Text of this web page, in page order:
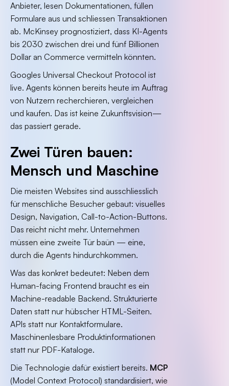
Anbieter, lesen Dokumentationen, füllen
Formulare aus und schliessen Transaktionen
ab. McKinsey prognostiziert, dass KI-Agents
bis 2030 zwischen drei und fünf Billionen
Dollar an Commerce vermitteln könnten.
Googles Universal Checkout Protocol ist
live. Agents können bereits heute im Auftrag
von Nutzern recherchieren, vergleichen
und kaufen. Das ist keine Zukunftsvision—
das passiert gerade.
Zwei Türen bauen:
Mensch und Maschine
Die meisten Websites sind ausschliesslich
für menschliche Besucher gebaut: visuelles
Design, Navigation, Call-to-Action-Buttons.
Das reicht nicht mehr. Unternehmen
müssen eine zweite Tür baün — eine,
durch die Agents hindurchkommen.
Was das konkret bedeutet: Neben dem
Human-facing Frontend braucht es ein
Machine-readable Backend. Strukturierte
Daten statt nur hübscher HTML-Seiten.
APIs statt nur Kontaktformulare.
Maschinenlesbare Produktinformationen
statt nur PDF-Kataloge.
Die Technologie dafür existiert bereits. MCP
(Model Context Protocol) standardisiert, wie